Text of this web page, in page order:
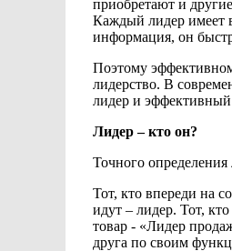
приобретают и
Каждый лидер имеет
информация, он
Поэтому
лидерство. В
лидер и эффективный
Лидер – кто он?
Точного определения
Тот, кто впереди на
идут – лидер. Тот,
товар - «Лидер
друга по своим